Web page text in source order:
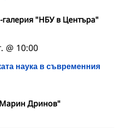
"НБУ в Центъра"
наука в съвременния
@ 10:00
Дринов"